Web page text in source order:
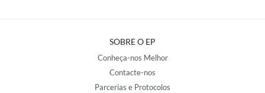
SOBRE O EP
Conheça-nos Melhor
Contacte-nos
Parcerias e Protocolos